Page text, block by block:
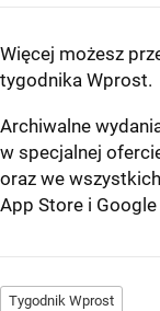
Więcej możesz
tygodnika Wprost.
Archiwalne
w specjalnej
oraz we
App Store i Google
Tygodnik Wprost